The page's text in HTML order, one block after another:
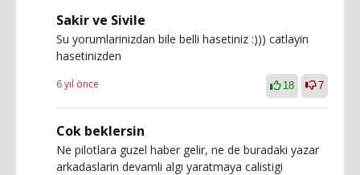
Sakir ve Sivile
Su yorumlarinizdan bile belli hasetiniz :))) catlayin
hasetinizden
6 yıl önce 18 7
Cok beklersin
Ne pilotlara guzel haber gelir, ne de buradaki yazar
arkadaslarin devamli algı yaratmaya calistigi